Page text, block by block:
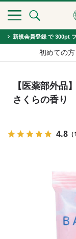
新規会員登録 で 300pt
初めての方
【医薬部外品
さくらの香り
4.8（